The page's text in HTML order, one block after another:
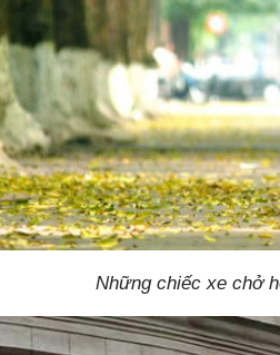
Những chiếc xe chở